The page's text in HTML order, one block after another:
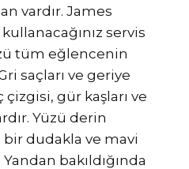
vardır. James
servis
tüm eğlencenin
saçları ve geriye
gür kaşları ve
Yüzü derin
bir dudakla ve mavi
bakıldığında